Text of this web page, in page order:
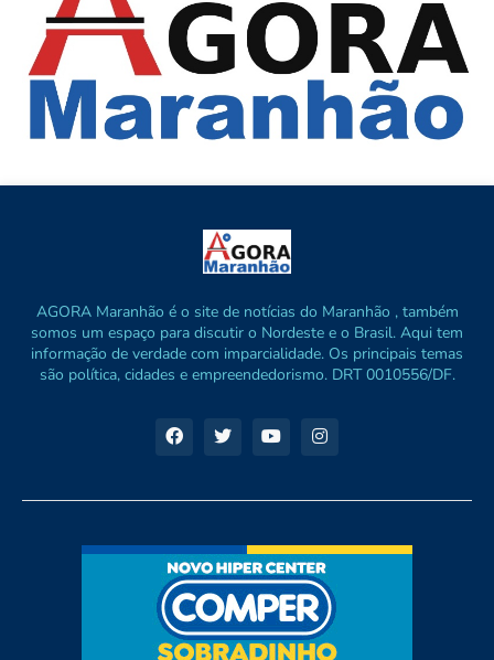
AGORA Maranhão é o site de notícias do Maranhão , também
somos um espaço para discutir o Nordeste e o Brasil. Aqui tem
informação de verdade com imparcialidade. Os principais temas
são política, cidades e empreendedorismo. DRT 0010556/DF.